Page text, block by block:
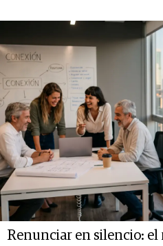
Renunciar en silencio: